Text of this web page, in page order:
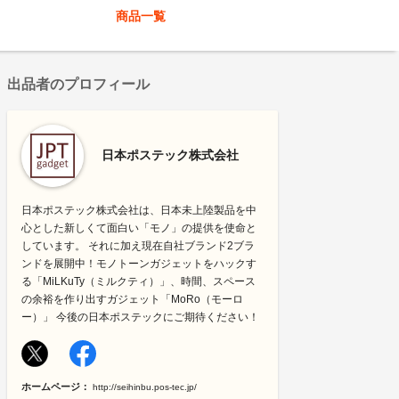
商品一覧
出品者のプロフィール
日本ポステック株式会社
日本ポステック株式会社は、日本未上陸製品を中
心とした新しくて面白い「モノ」の提供を使命と
しています。 それに加え現在自社ブランド2ブラ
ンドを展開中！モノトーンガジェットをハックす
る「MiLKuTy（ミルクティ）」、時間、スペース
の余裕を作り出すガジェット「MoRo（モーロ
ー）」 今後の日本ポステックにご期待ください！
ホームページ： http://seihinbu.pos-tec.jp/